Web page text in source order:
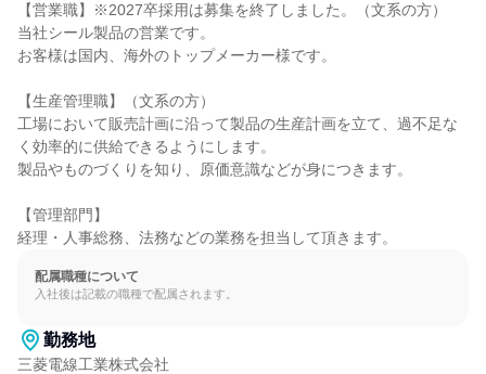
【営業職】※2027卒採用は募集を終了しました。（文系の方）
当社シール製品の営業です。
お客様は国内、海外のトップメーカー様です。
【生産管理職】（文系の方）
工場において販売計画に沿って製品の生産計画を立て、過不足な
く効率的に供給できるようにします。
製品やものづくりを知り、原価意識などが身につきます。
【管理部門】
経理・人事総務、法務などの業務を担当して頂きます。
配属職種について
入社後は記載の職種で配属されます。
勤務地
三菱電線工業株式会社